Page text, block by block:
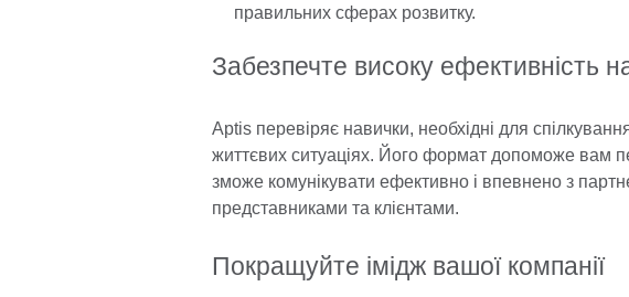
правильних сферах розвитку.
Забезпечте високу ефективність
Aptis перевіряє навички, необхідні для
життєвих ситуаціях. Його формат допоможе вам
зможе комунікувати ефективно і впевнено з
представниками та клієнтами.
Покращуйте імідж вашої компанії